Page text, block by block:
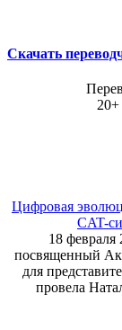
Скачать
Цифровая
CAT-
18 февраля
посвященный
для
провела